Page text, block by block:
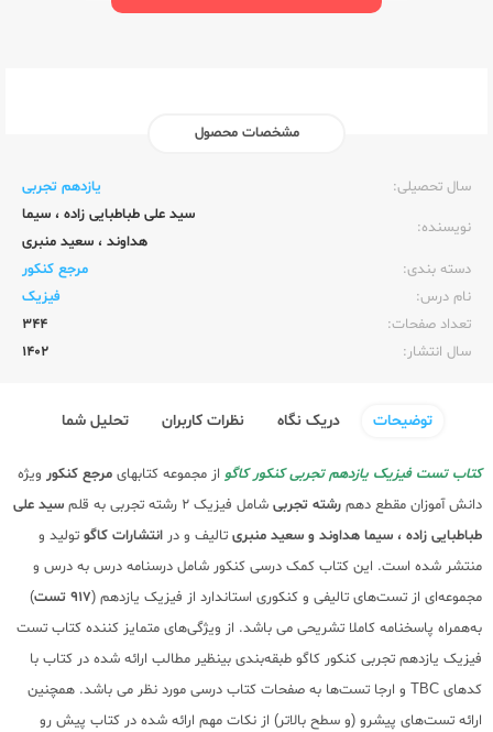
مشخصات محصول
سال تحصیلی:‌
یازدهم تجربی
نویسنده:‌
سید علی طباطبایی زاده ، سیما
هداوند ، سعید منبری
دسته بندی:
مرجع کنکور
نام درس:
فیزیک
تعداد صفحات:‌
344
سال انتشار:‌
1402
توضیحات دریک نگاه نظرات کاربران تحلیل شما
کتاب تست فیزیک یازدهم تجربی کنکور کاگو از مجموعه کتابهای مرجع کنکور ویژه
دانش آموزان مقطع دهم رشته تجربی شامل فیزیک 2 رشته تجربی به قلم
سید علی
طباطبایی زاده ، سیما هداوند و سعید منبری تالیف و در انتشارات کاگو تولید و
منتشر شده است. این کتاب کمک درسی کنکور شامل درسنامه درس به درس و
مجموعه‌ای از تست‌های تالیفی و کنکوری استاندارد از فیزیک یازدهم (917 تست
)
به‌همراه پاسخنامه کاملا تشریحی می باشد. از ویژگی‌های متمایز کننده کتاب تست
فیزیک یازدهم تجربی کنکور کاگو طبقه‌بندی بینظیر مطالب ارائه شده در کتاب با
کدهای TBC و ارجا تست‌ها به صفحات کتاب درسی مورد نظر می باشد. همچنین
ارائه تست‌های پیشرو (و سطح بالاتر) از نکات مهم ارائه شده در کتاب پیش رو